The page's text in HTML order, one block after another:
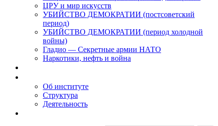
ЦРУ и мир искусств
УБИЙСТВО ДЕМОКРАТИИ (постсоветский
период)
УБИЙСТВО ДЕМОКРАТИИ (период холодной
войны)
Гладио — Секретные армии НАТО
Наркотики, нефть и война
Об институте
Структура
Деятельность